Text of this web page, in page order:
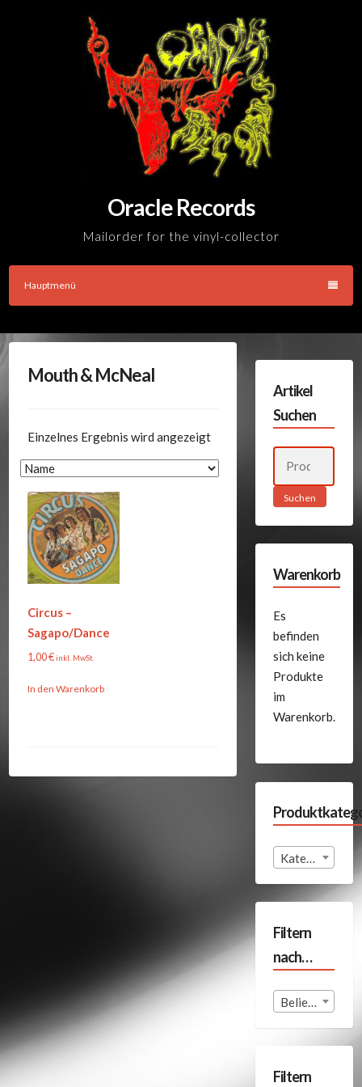
Oracle Records
Mailorder for the vinyl-collector
Hauptmenü
Mouth & McNeal
Einzelnes Ergebnis wird angezeigt
Circus –
Sagapo/Dance
1,00€inkl. MwSt.
In den Warenkorb
Artikel
Suchen
Suchen
Warenkorb
Es
befinden
sich keine
Produkte
im
Warenkorb.
Kategorie auswählen
Filtern
nach…
Beliebige Format
Filtern